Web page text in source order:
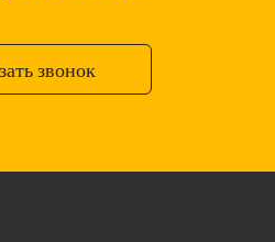
звонок